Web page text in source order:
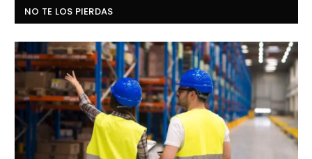
NO TE LOS PIERDAS